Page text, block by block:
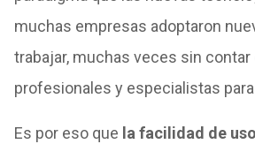
muchas empresas adoptaron
trabajar, muchas veces sin contar
profesionales y especialistas
Es por eso que la facilidad de